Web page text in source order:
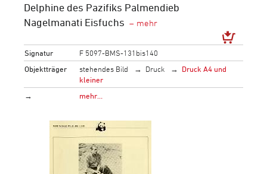
Delphine des Pazifiks Palmendieb
Nagelmanati Eisfuchs
Signatur
F 5097-BMS-131bis140
Objektträger
stehendes Bild Druck
Druck A4 und
kleiner
→
mehr…